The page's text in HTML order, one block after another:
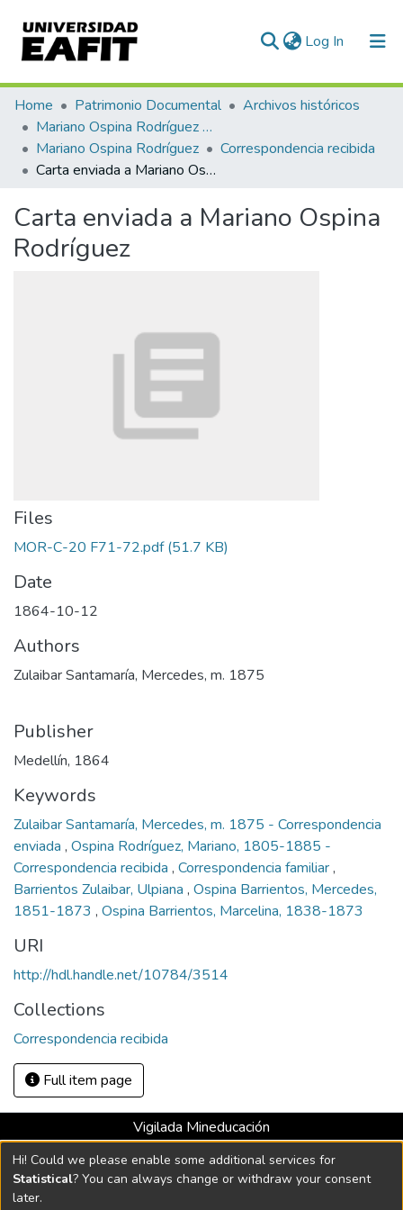
Log In (current)
Communities & Collections
All of DSpace
Statistics
Home Patrimonio Documental
Archivos históricos
Mariano Ospina Rodríguez (1826 -1912)
Mariano Ospina Rodríguez
Correspondencia recibida
Carta enviada a Mariano Ospina Rodríguez
Carta enviada a Mariano Ospina
Rodríguez
Files
MOR-C-20 F71-72.pdf(51.7 KB)
Date
1864-10-12
Authors
Zulaibar Santamaría, Mercedes, m. 1875
Publisher
Medellín, 1864
Keywords
Zulaibar Santamaría, Mercedes, m. 1875 - Correspondencia
enviada , Ospina Rodríguez, Mariano, 1805-1885 -
Correspondencia recibida , Correspondencia familiar,
Barrientos Zulaibar, Ulpiana , Ospina Barrientos, Mercedes,
1851-1873 , Ospina Barrientos, Marcelina, 1838-1873
URI
http://hdl.handle.net/10784/3514
Collections
Correspondencia recibida
Full item page
Vigilada Mineducación
Universidad con Acreditación Institucional hasta 2026 -
Resolución MEN 2158 de 2018
Hi! Could we please enable some additional services for
Statistical? You can always change or withdraw your consent
later.